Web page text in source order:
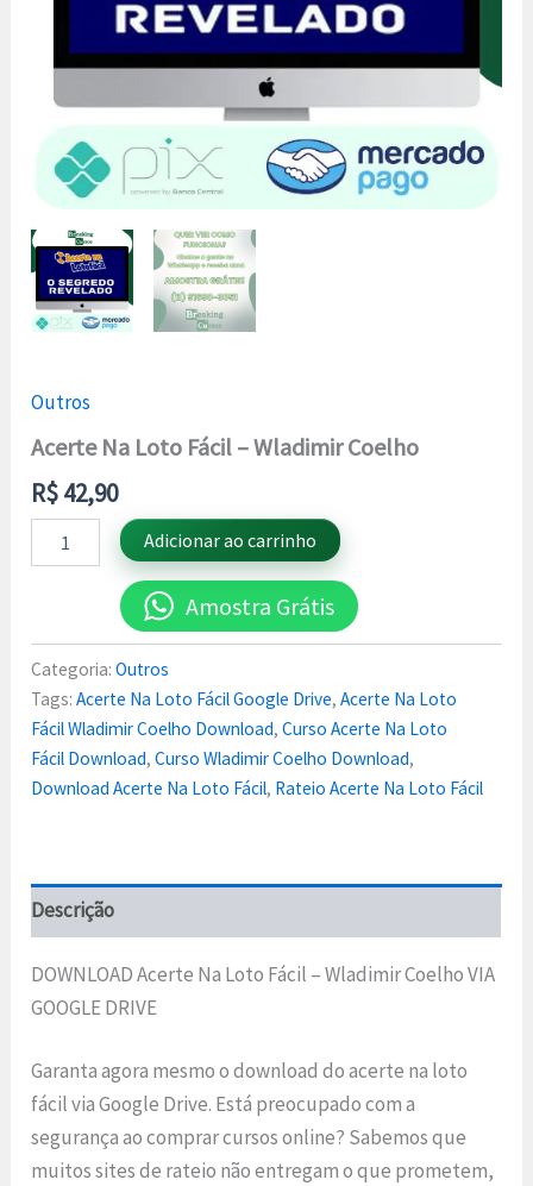
Outros
Acerte Na Loto Fácil – Wladimir Coelho
R$42,90
Adicionar ao carrinho
Amostra Grátis
Categoria:Outros
Tags:Acerte Na Loto Fácil Google Drive,Acerte Na Loto
Fácil Wladimir Coelho Download,Curso Acerte Na Loto
Fácil Download,Curso Wladimir Coelho Download,
Download Acerte Na Loto Fácil, Rateio Acerte Na Loto Fácil
Descrição
DOWNLOAD Acerte Na Loto Fácil – Wladimir Coelho VIA
GOOGLE DRIVE
Garanta agora mesmo o download do acerte na loto
fácil via Google Drive. Está preocupado com a
segurança ao comprar cursos online? Sabemos que
muitos sites de rateio não entregam o que prometem,